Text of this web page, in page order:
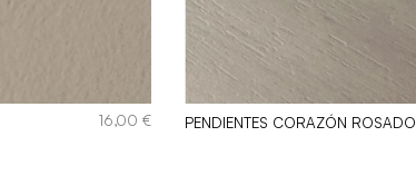
16,00€ PENDIENTES CORAZÓN ROSADO